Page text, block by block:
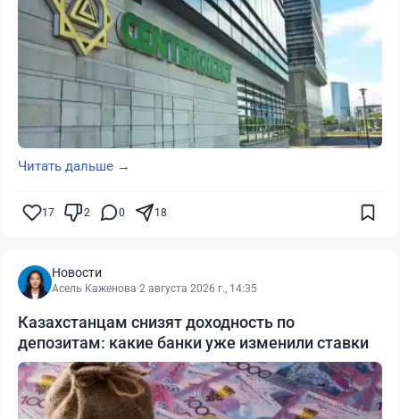
Читать дальше →
17 2 0 18
Новости
Асель Каженова·2 августа 2026 г., 14:35
Казахстанцам снизят доходность по
депозитам: какие банки уже изменили ставки